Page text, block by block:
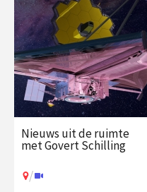
€ 217.00
vanaf 1
dec.
Op locatie
Nieuws uit de ruimte
met Govert Schilling
/